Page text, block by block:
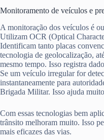
Monitoramento de veículos e
A monitoração dos veículos é
Utilizam OCR (Optical
Identificam tanto placas
tecnologia de geolocalização,
mesmo tempo. Isso registra
Se um veículo irregular for
instantaneamente para
Brigada Militar. Isso ajuda
Com essas tecnologias bem
trânsito melhoram muito. Isso
mais eficazes das vias.